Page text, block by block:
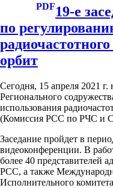
рамках
единого
дня
Министр
академию
Беларуси
PDF19-е
по
орбит
Сегодня, 15 апреля 2021 г.
Регионального
использования
(Комиссия РСС по РЧС и
Заседание пройдет в
видеоконференции. В
более 40 представителей
РСС, а также
Исполнительного